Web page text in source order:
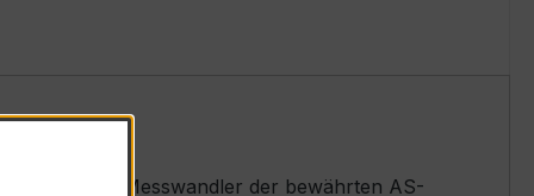
Messwandler der bewährten AS-